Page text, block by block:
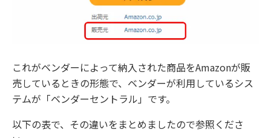
これがベンダーによって納入された商品をAmazonが販
売しているときの形態で、ベンダーが利用しているシス
テムが「ベンダーセントラル」です。
以下の表で、その違いをまとめましたので参照くださ